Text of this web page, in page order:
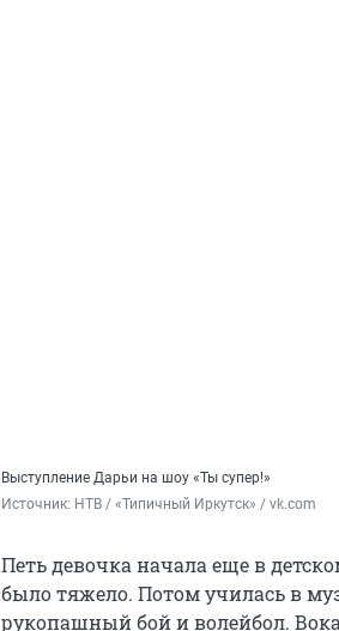
Выступление Дарьи на шоу «Ты супер!»
Источник: НТВ / «Типичный Иркутск» / vk.com
Петь девочка начала еще в
было тяжело. Потом училась в
рукопашный бой и волейбол.